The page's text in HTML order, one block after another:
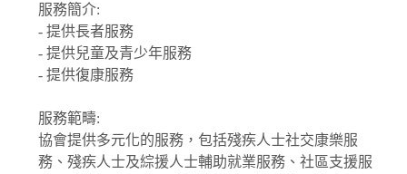
服務簡介:
- 提供長者服務
- 提供兒童及青少年服務
- 提供復康服務
服務範疇:
協會提供多元化的服務，包括殘疾人士社交康樂服
務、殘疾人士及綜援人士輔助就業服務、社區支援服